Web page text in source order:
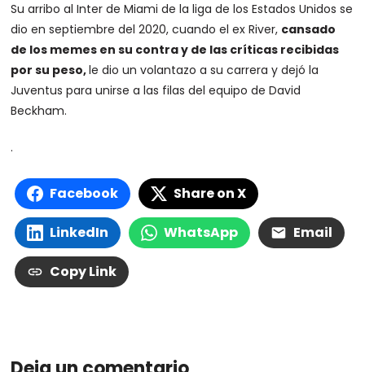
Su arribo al Inter de Miami de la liga de los Estados Unidos se
dio en septiembre del 2020, cuando el ex River, cansado
de los memes en su contra y de las críticas recibidas
por su peso,le dio un volantazo a su carrera y dejó la
Juventus para unirse a las filas del equipo de David
Beckham.
.
Facebook Share on X
LinkedIn WhatsApp Email
Copy Link